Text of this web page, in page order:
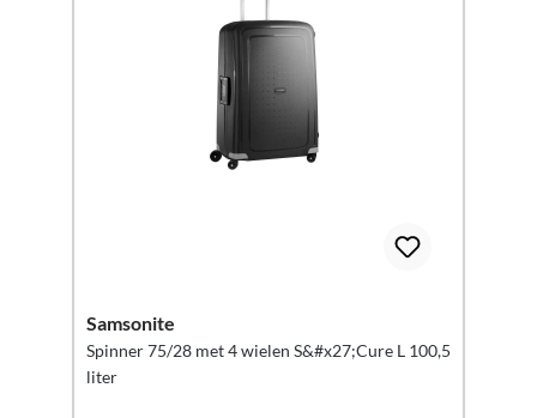
Samsonite
Spinner 75/28 met 4 wielen S&#x27;Cure L 100,5
liter